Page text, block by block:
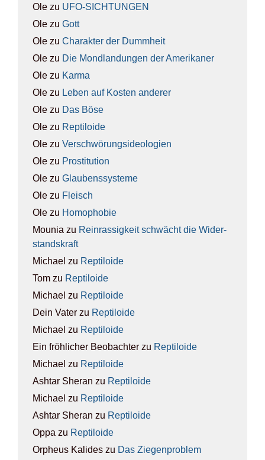
Ole zu UFO-SICH­TUN­GEN
Ole zu Gott
Ole zu Cha­rak­ter der Dumm­heit
Ole zu Die Mond­lan­dun­gen der Ame­ri­ka­ner
Ole zu Kar­ma
Ole zu Leben auf Kos­ten ande­rer
Ole zu Das Böse
Ole zu Rep­ti­lo­ide
Ole zu Ver­schwö­rungs­ideo­lo­gien
Ole zu Pro­sti­tu­ti­on
Ole zu Glau­bens­sys­te­me
Ole zu Fleisch
Ole zu Homo­pho­bie
Mounia zu Rein­ras­sig­keit schwächt die Wider­
stands­kraft
Michael zu Rep­ti­lo­ide
Tom zu Rep­ti­lo­ide
Michael zu Rep­ti­lo­ide
Dein Vater zu Rep­ti­lo­ide
Michael zu Rep­ti­lo­ide
Ein fröhlicher Beobachter zu Rep­ti­lo­ide
Michael zu Rep­ti­lo­ide
Ashtar Sheran zu Rep­ti­lo­ide
Michael zu Rep­ti­lo­ide
Ashtar Sheran zu Rep­ti­lo­ide
Oppa zu Rep­ti­lo­ide
Orpheus Kalides zu Das Zie­gen­pro­blem